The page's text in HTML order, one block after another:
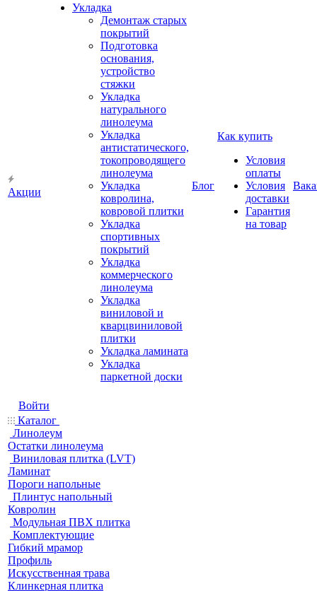
Акции
Укладка
Демонтаж старых
покрытий
Подготовка
основания,
устройство
стяжки
Укладка
натурального
линолеума
Укладка
антистатического,
токопроводящего
линолеума
Укладка
ковролина,
ковровой плитки
Укладка
спортивных
покрытий
Укладка
коммерческого
линолеума
Укладка
виниловой и
кварцвиниловой
плитки
Укладка ламината
Укладка
паркетной доски
Блог
Как купить
Условия
оплаты
Условия
доставки
Гарантия
на товар
Войти
Каталог
Линолеум
Остатки линолеума
Виниловая плитка (LVT)
Ламинат
Пороги напольные
Плинтус напольный
Ковролин
Модульная ПВХ плитка
Комплектующие
Гибкий мрамор
Профиль
Искусственная трава
Клинкерная плитка